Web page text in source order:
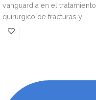
vanguardia en el tratamiento
quirúrgico de fracturas y
reconstrucciones óseas,